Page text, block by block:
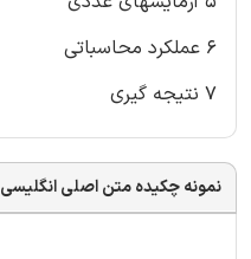
6 عملکرد محاسباتی
7 نتیجه گیری
نمونه چکیده متن اصلی انگلیسی